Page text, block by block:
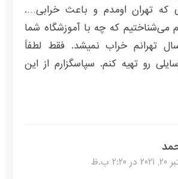
که تهران اومدم و باعث خرابی….
می‌شناختیم که چه با آموزشگاه شما
هر… من ۲سال تهرانم خراب نمیشد. فقط لطفاً
رو تهیه کنم. سپاسگزارم از این
ب.ظ